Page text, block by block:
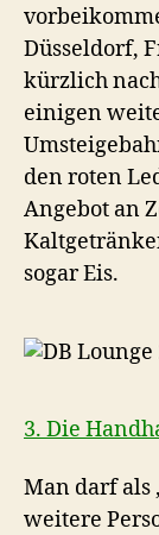
Düsseldorf,
kürzlich
einigen
den roten
Angebot an
sogar Eis.
3. Die
Man darf als
weitere